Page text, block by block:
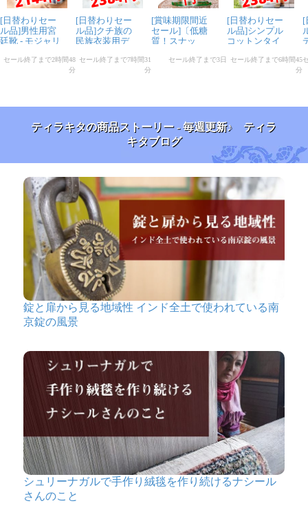
ティラキタの商品ストーリー - 毎週更新♪ ティラ
キタブログ
錠と扉から見る地域性 インド全土で使われている南
京錠の風景
シュリーナガルで手作り絨毯を作り続けるナシール
さんのこと